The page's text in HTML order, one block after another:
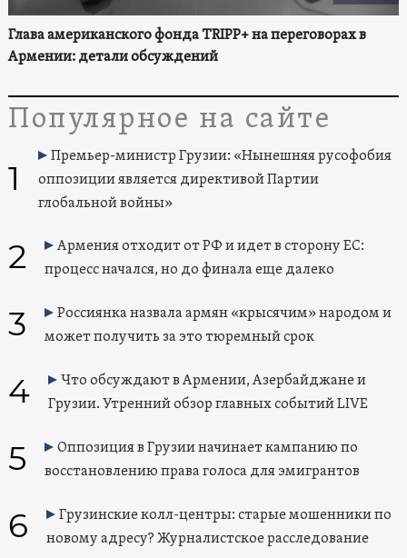
Глава американского фонда TRIPP+ на переговорах в
Армении: детали обсуждений
Популярное на сайте
1
Премьер-министр Грузии: «Нынешняя русофобия
оппозиции является директивой Партии
глобальной войны»
2
Армения отходит от РФ и идет в сторону ЕС:
процесс начался, но до финала еще далеко
3
Россиянка назвала армян «крысячим» народом и
может получить за это тюремный срок
4
Что обсуждают в Армении, Азербайджане и
Грузии. Утренний обзор главных событий LIVE
5
Оппозиция в Грузии начинает кампанию по
восстановлению права голоса для эмигрантов
6
Грузинские колл-центры: старые мошенники по
новому адресу? Журналистское расследование